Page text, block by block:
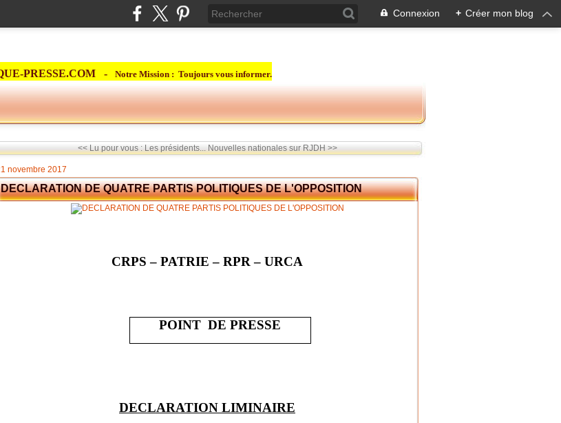
Connexion + Créer mon blog
PRESSE.COM - Notre Mission : Toujours vous informer.
<< Lu pour vous : Les présidents... Nouvelles nationales sur RJDH >>
novembre 2017
DECLARATION DE QUATRE PARTIS POLITIQUES DE L'OPPOSITION
CRPS – PATRIE – RPR – URCA
POINT DE PRESSE
DECLARATION LIMINAIRE